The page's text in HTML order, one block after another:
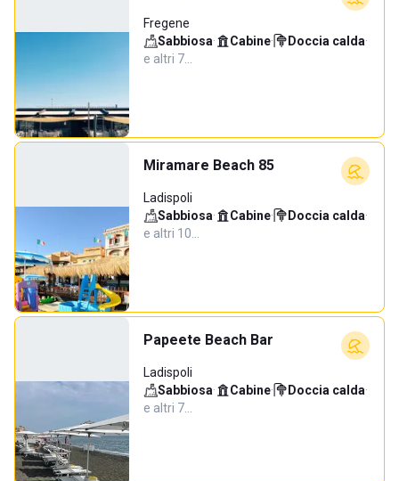
Fregene
Sabbiosa· Cabine· Doccia calda·
e altri 7…
Miramare Beach 85
Ladispoli
Sabbiosa· Cabine· Doccia calda·
e altri 10…
Papeete Beach Bar
Ladispoli
Sabbiosa· Cabine· Doccia calda·
e altri 7…